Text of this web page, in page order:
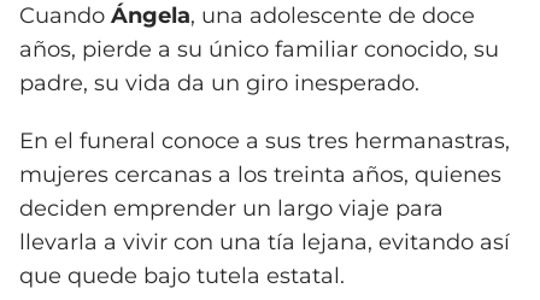
Cuando Ángela, una adolescente de doce
años, pierde a su único familiar conocido, su
padre, su vida da un giro inesperado.
En el funeral conoce a sus tres hermanastras,
mujeres cercanas a los treinta años, quienes
deciden emprender un largo viaje para
llevarla a vivir con una tía lejana, evitando así
que quede bajo tutela estatal.